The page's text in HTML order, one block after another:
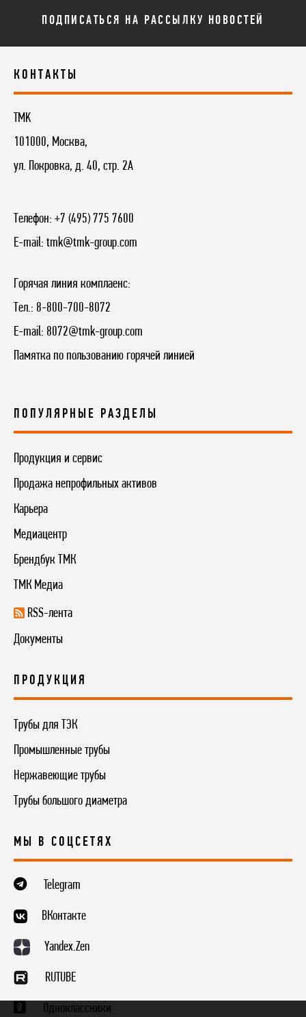
ПОДПИСАТЬСЯ НА РАССЫЛКУ НОВОСТЕЙ
КОНТАКТЫ
TMK
101000, Москва,
ул. Покровка, д. 40, стр. 2А
Телефон: +7 (495) 775 7600
E-mail: tmk@tmk-group.com
Горячая линия комплаенс:
Тел.: 8-800-700-8072
E-mail: 8072@tmk-group.com
Памятка по пользованию горячей линией
ПОПУЛЯРНЫЕ РАЗДЕЛЫ
Продукция и сервис
Продажа непрофильных активов
Карьера
Медиацентр
Брендбук ТМК
ТМК Медиа
RSS-лента
Документы
ПРОДУКЦИЯ
Трубы для ТЭК
Промышленные трубы
Нержавеющие трубы
Трубы большого диаметра
МЫ В СОЦСЕТЯХ
Telegram
ВКонтакте
Yandex.Zen
RUTUBE
Одноклассники